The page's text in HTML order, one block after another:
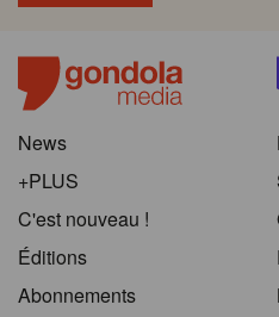
News
+PLUS
C'est nouveau !
Éditions
Abonnements